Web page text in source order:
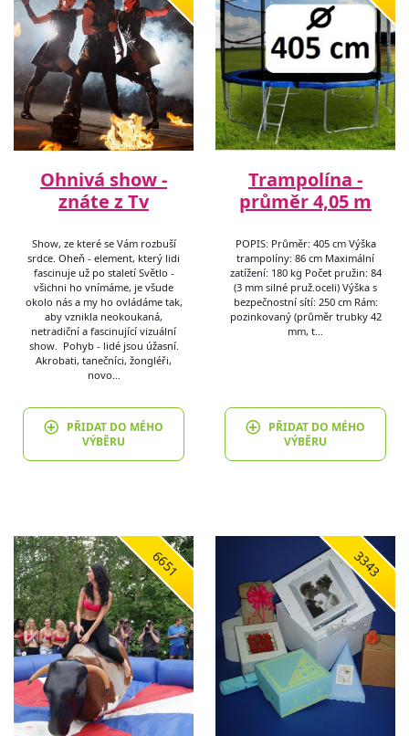
Ohnivá show -
znáte z Tv
Show, ze které se Vám rozbuší
srdce. Oheň - element, který lidi
fascinuje už po staletí Světlo -
všichni ho vnímáme, je všude
okolo nás a my ho ovládáme tak,
aby vznikla neokoukaná,
netradiční a fascinující vizuální
show. Pohyb - lidé jsou úžasní.
Akrobati, tanečníci, žongléři,
novo…
PŘIDAT DO MÉHO
VÝBĚRU
Trampolína -
průměr 4,05 m
POPIS: Průměr: 405 cm Výška
trampolíny: 86 cm Maximální
zatížení: 180 kg Počet pružin: 84
(3 mm silné pruž.oceli) Výška s
bezpečnostní sítí: 250 cm Rám:
pozinkovaný (průměr trubky 42
mm, t…
PŘIDAT DO MÉHO
VÝBĚRU
6651 3343